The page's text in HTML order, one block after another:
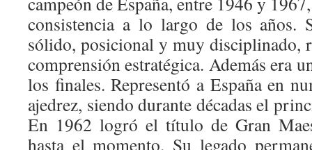
consistencia a lo largo de los años.
sólido, posicional y muy disciplinado,
comprensión estratégica. Además era
los finales. Representó a España en
ajedrez, siendo durante décadas el
En 1962 logró el título de Gran
hasta el momento. Su legado